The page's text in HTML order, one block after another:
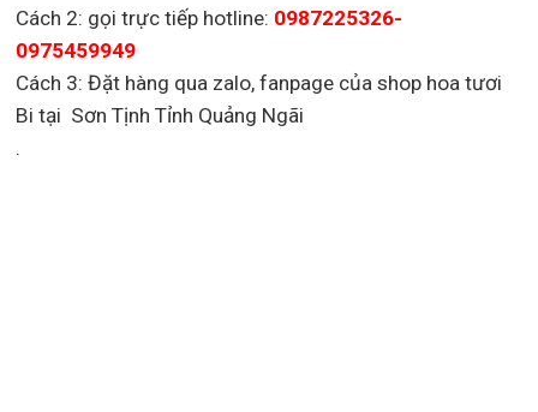
Cách 2: gọi trực tiếp hotline: 0987225326-
0975459949
Cách 3: Đặt hàng qua zalo, fanpage của shop hoa tươi
Bi tại Sơn Tịnh Tỉnh Quảng Ngãi
.